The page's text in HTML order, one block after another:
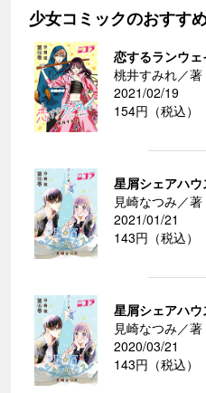
少女コミックのおすす
恋するランウ
桃井すみれ／著
2021/02/19
154円（税込）
星屑シェアハ
見崎なつみ／著
2021/01/21
143円（税込）
星屑シェアハ
見崎なつみ／著
2020/03/21
143円（税込）